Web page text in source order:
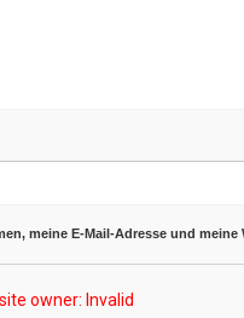
meine E-Mail-Adresse und